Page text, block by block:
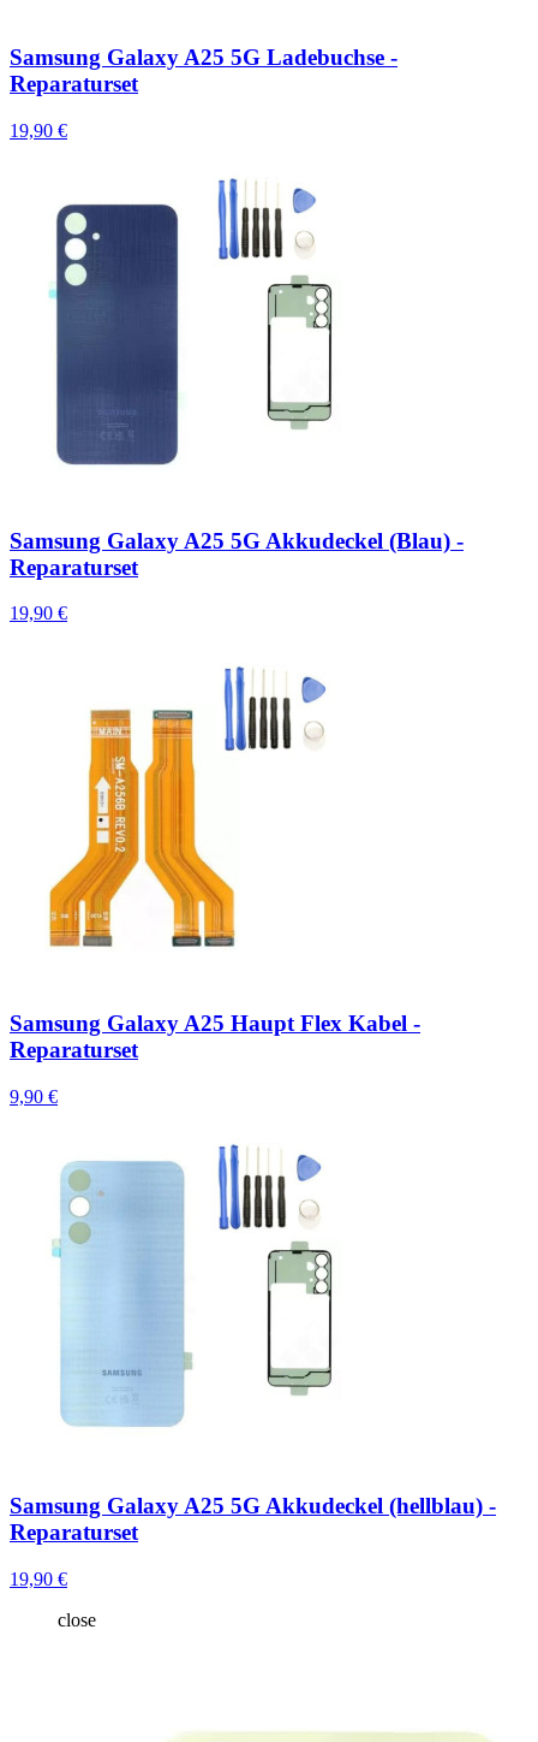
Samsung Galaxy A25 5G Ladebuchse -
Reparaturset
19,90 €
Samsung Galaxy A25 5G Akkudeckel (Blau) -
Reparaturset
19,90 €
Samsung Galaxy A25 Haupt Flex Kabel -
Reparaturset
9,90 €
Samsung Galaxy A25 5G Akkudeckel (hellblau) -
Reparaturset
19,90 €
close